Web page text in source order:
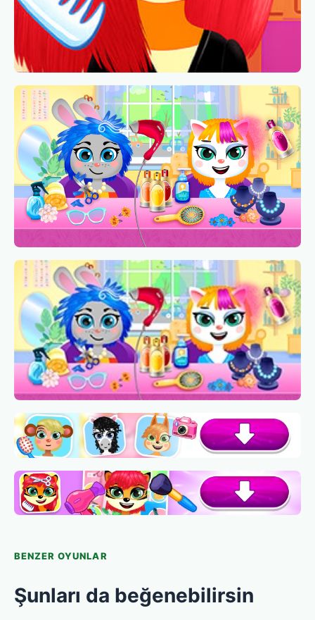
BENZER OYUNLAR
Şunları da beğenebilirsin